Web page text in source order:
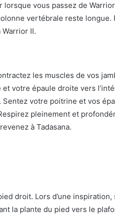
lorsque vous passez de
vertébrale reste longue.
II.
les muscles de vos
votre épaule droite vers
votre poitrine et vos
pleinement et
à Tadasana.
droit. Lors d’une
la plante du pied vers le